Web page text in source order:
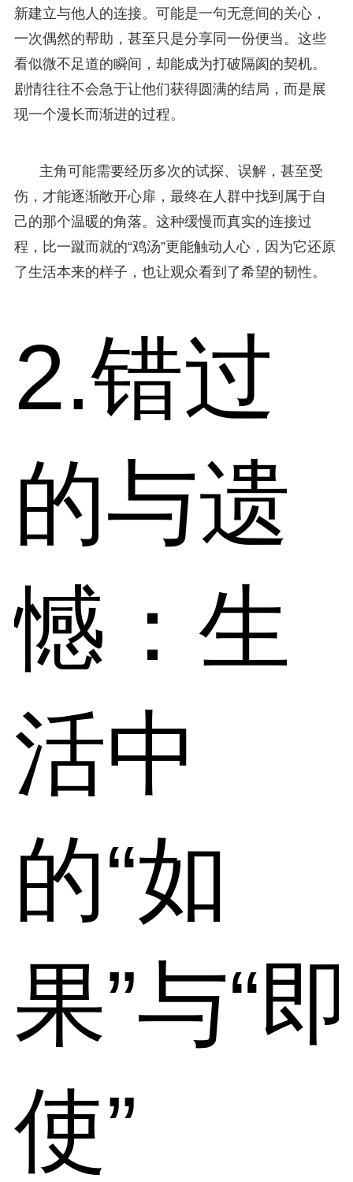
新建立与他人的连接。可能是一句无意间的关心，
一次偶然的帮助，甚至只是分享同一份便当。这些
看似微不足道的瞬间，却能成为打破隔阂的契机。
剧情往往不会急于让他们获得圆满的结局，而是展
现一个漫长而渐进的过程。
主角可能需要经历多次的试探、误解，甚至受
伤，才能逐渐敞开心扉，最终在人群中找到属于自
己的那个温暖的角落。这种缓慢而真实的连接过
程，比一蹴而就的“鸡汤”更能触动人心，因为它还原
了生活本来的样子，也让观众看到了希望的韧性。
2.错过
的与遗
憾：生
活中
的“如
果”与“即
使”